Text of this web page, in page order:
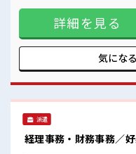
髪型自由な職場！
休憩室で自分タイム！
のんびりスマホチェック♪
たり奇抜でなけ
アリ≫ 制服があ
方も大カンゲイ≫
ど、 しっかり働
ステップUP目指
ける≫ 福利厚生が整っ
☆ 髪型にこだわり
憩室で自分タイ
詳細を見る
気にな
派遣
経理事務・財務事務／